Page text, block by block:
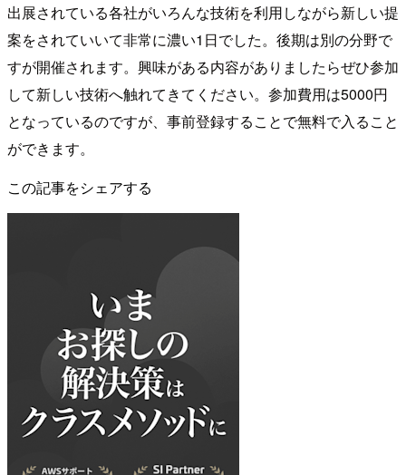
出展されている各社がいろんな技術を利用しながら新しい提
案をされていいて非常に濃い1日でした。後期は別の分野で
すが開催されます。興味がある内容がありましたらぜひ参加
して新しい技術へ触れてきてください。参加費用は5000円
となっているのですが、事前登録することで無料で入ること
ができます。
この記事をシェアする